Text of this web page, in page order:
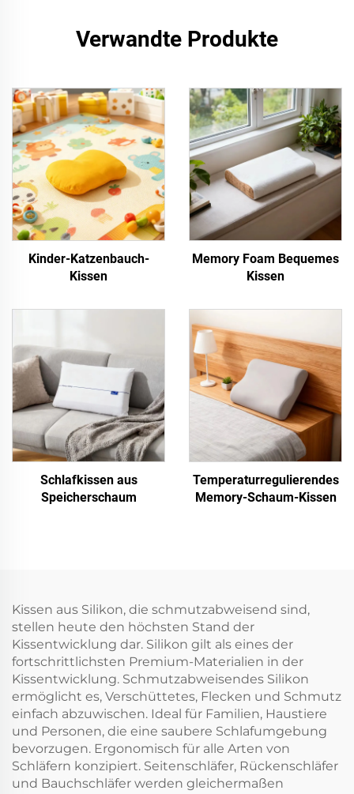
Verwandte Produkte
Kinder-Katzenbauch-
Kissen
Memory Foam Bequemes
Kissen
Schlafkissen aus
Speicherschaum
Temperaturregulierendes
Memory-Schaum-Kissen
Kissen aus Silikon, die schmutzabweisend sind,
stellen heute den höchsten Stand der
Kissentwicklung dar. Silikon gilt als eines der
fortschrittlichsten Premium-Materialien in der
Kissentwicklung. Schmutzabweisendes Silikon
ermöglicht es, Verschüttetes, Flecken und Schmutz
einfach abzuwischen. Ideal für Familien, Haustiere
und Personen, die eine saubere Schlafumgebung
bevorzugen. Ergonomisch für alle Arten von
Schläfern konzipiert. Seitenschläfer, Rückenschläfer
und Bauchschläfer werden gleichermaßen